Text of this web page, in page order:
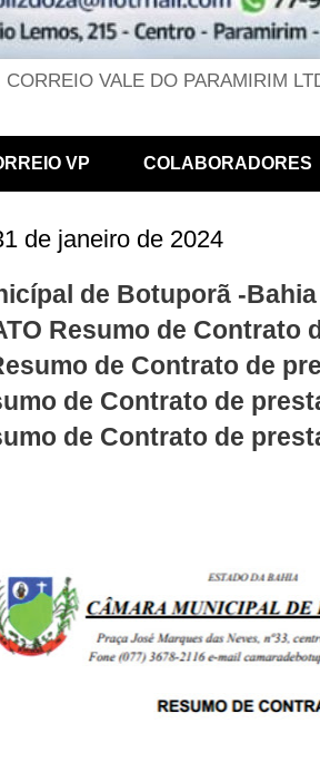
VALE DO PARAMIRIM
VP COLABORADORES
de janeiro de 2024
de Botuporã -
Resumo de
de Contrato de
de Contrato de
de Contrato de